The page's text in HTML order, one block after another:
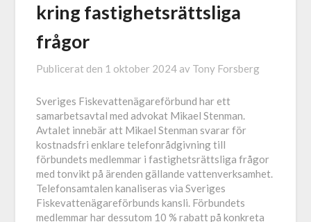
kring fastighetsrättsliga
frågor
Publicerat den 1 oktober 2024 av Tony Forsberg
Sveriges Fiskevattenägareförbund har ett
samarbetsavtal med advokat Mikael Stenman.
Avtalet innebär att Mikael Stenman svarar för
kostnadsfri enklare telefonrådgivning till
förbundets medlemmar i fastighetsrättsliga frågor
med tonvikt på ärenden gällande vattenverksamhet.
Telefonsamtalen kanaliseras via Sveriges
Fiskevattenägareförbunds kansli. Förbundets
medlemmar har dessutom 10 % rabatt på konkreta